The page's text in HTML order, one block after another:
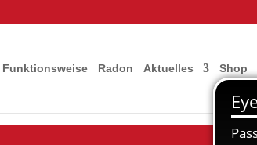
Funktionsweise Radon Aktuelles Shop